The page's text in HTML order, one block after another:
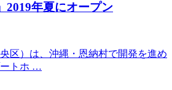
2019年夏にオープン
区）は、沖縄・恩納村で開発を進め
ートホ …